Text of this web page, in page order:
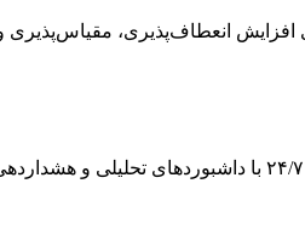
انعطاف‌پذیری، مقیاس‌پذیری